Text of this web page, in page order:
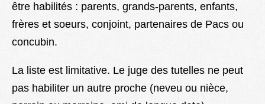
être habilités : parents, grands-parents, enfants,
frères et soeurs, conjoint, partenaires de Pacs ou
concubin.
La liste est limitative. Le juge des tutelles ne peut
pas habiliter un autre proche (neveu ou nièce,